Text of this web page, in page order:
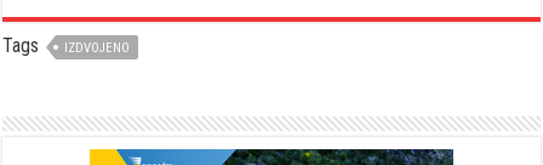
Tags IZDVOJENO